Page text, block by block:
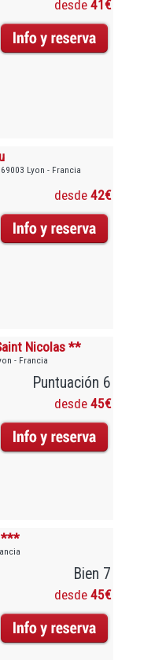
desde 41€
Lyon - Francia
desde 42€
Nicolas **
- Francia
Puntuación 6
desde 45€
***
Bien 7
desde 45€